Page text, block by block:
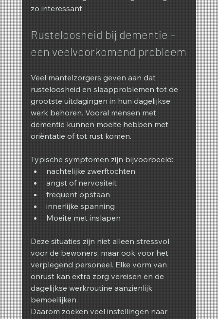
zo interessant.
Rusteloosheid bij dementie –
een veelvoorkomend probleem
Veel mantelzorgers geven aan dat
rusteloosheid en slaapproblemen tot de
grootste uitdagingen in hun dagelijkse
werk behoren. Vooral mensen met
dementie kunnen moeite hebben met
oriëntatie of tot rust komen.
Typische symptomen zijn bijvoorbeeld:
nachtelijke zwerftochten
angst of nervositeit
frequent opstaan
innerlijke spanning
Moeite met inslapen
Deze situaties zijn niet alleen stressvol
voor de bewoners, maar ook voor het
verplegend personeel. Elke vorm van
onrust kan extra zorg vereisen en de
dagelijkse werkroutine aanzienlijk
bemoeilijken.
Daarom zoeken veel instellingen naar